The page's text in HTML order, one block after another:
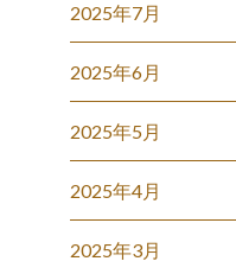
2025年7月
2025年6月
2025年5月
2025年4月
2025年3月